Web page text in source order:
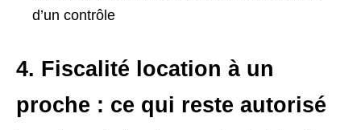
d’un contrôle
4. Fiscalité location à un
proche : ce qui reste autorisé